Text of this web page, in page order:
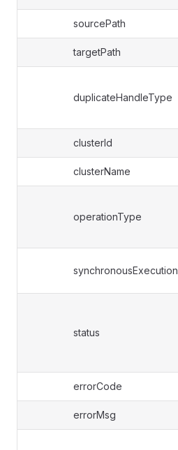
sourcePath
targetPath
duplicateHandleType
clusterId
clusterName
operationType
synchronousExecution
status
errorCode
errorMsg